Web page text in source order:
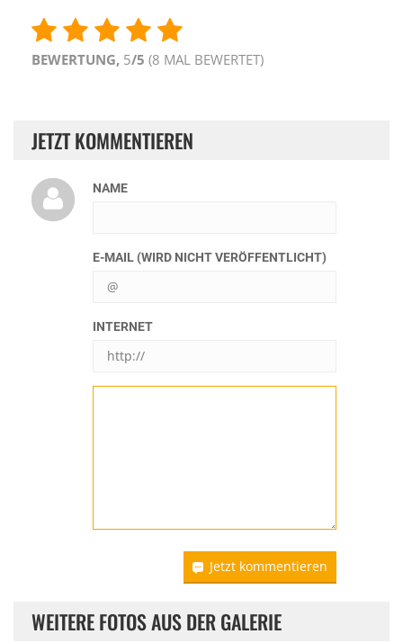
BEWERTUNG, 5/5 (8 MAL BEWERTET)
JETZT KOMMENTIEREN
NAME
E-MAIL (WIRD NICHT VERÖFFENTLICHT)
INTERNET
Jetzt kommentieren
WEITERE FOTOS AUS DER GALERIE